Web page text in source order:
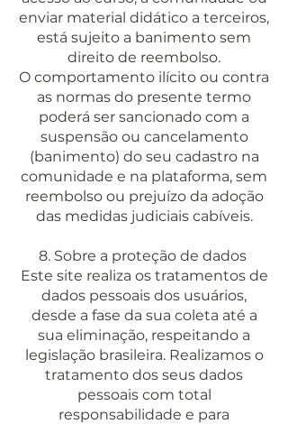
enviar material didático a terceiros,
está sujeito a banimento sem
direito de reembolso.
O comportamento ilícito ou contra
as normas do presente termo
poderá ser sancionado com a
suspensão ou cancelamento
(banimento) do seu cadastro na
comunidade e na plataforma, sem
reembolso ou prejuízo da adoção
das medidas judiciais cabíveis.
8. Sobre a proteção de dados
Este site realiza os tratamentos de
dados pessoais dos usuários,
desde a fase da sua coleta até a
sua eliminação, respeitando a
legislação brasileira. Realizamos o
tratamento dos seus dados
pessoais com total
responsabilidade e para